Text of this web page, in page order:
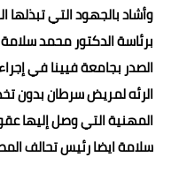
وأشاد بالجهود التي
برئاسة الدكتور محمد
الصدر بجامعة فيينا في
الرئه لمريض سرطان بدون
المهنية التي وصل إليها
سلامة ايضا رئيس تحالف